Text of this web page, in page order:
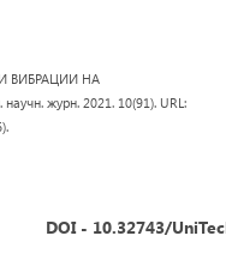
ВИБРАЦИИ НА
журн. 2021. 10(91). URL:
DOI - 10.32743/